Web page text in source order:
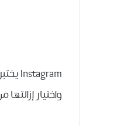
واختيار